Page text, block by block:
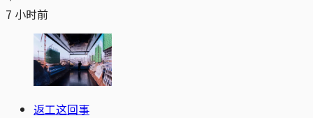
7 小时前
返工这回事